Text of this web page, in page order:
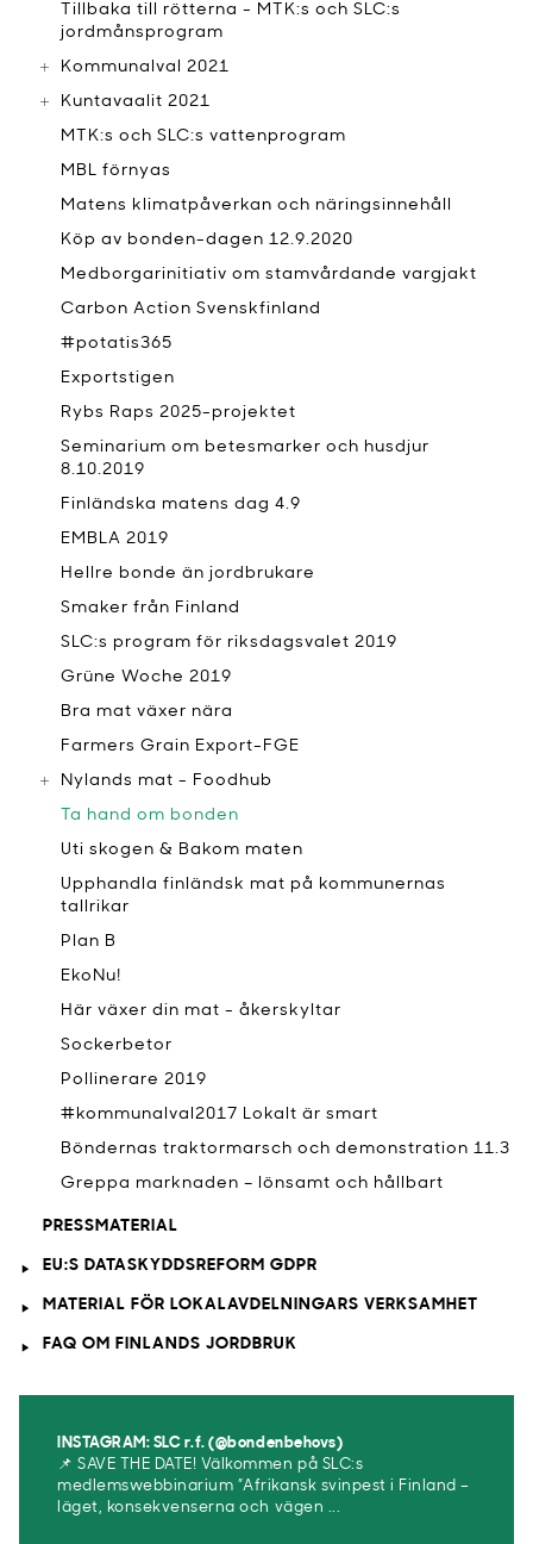
Tillbaka till rötterna - MTK:s och SLC:s
jordmånsprogram
Kommunalval 2021
Kuntavaalit 2021
MTK:s och SLC:s vattenprogram
MBL förnyas
Matens klimatpåverkan och näringsinnehåll
Köp av bonden-dagen 12.9.2020
Medborgarinitiativ om stamvårdande vargjakt
Carbon Action Svenskfinland
#potatis365
Exportstigen
Rybs Raps 2025-projektet
Seminarium om betesmarker och husdjur
8.10.2019
Finländska matens dag 4.9
EMBLA 2019
Hellre bonde än jordbrukare
Smaker från Finland
SLC:s program för riksdagsvalet 2019
Grüne Woche 2019
Bra mat växer nära
Farmers Grain Export-FGE
Nylands mat - Foodhub
Ta hand om bonden
Uti skogen & Bakom maten
Upphandla finländsk mat på kommunernas
tallrikar
Plan B
EkoNu!
Här växer din mat - åkerskyltar
Sockerbetor
Pollinerare 2019
#kommunalval2017 Lokalt är smart
Böndernas traktormarsch och demonstration 11.3
Greppa marknaden – lönsamt och hållbart
PRESSMATERIAL
EU:S DATASKYDDSREFORM GDPR
MATERIAL FÖR LOKALAVDELNINGARS VERKSAMHET
FAQ OM FINLANDS JORDBRUK
INSTAGRAM: SLC r.f. (@bondenbehovs)
📌 SAVE THE DATE! Välkommen på SLC:s
medlemswebbinarium ”Afrikansk svinpest i Finland –
läget, konsekvenserna och vägen ...